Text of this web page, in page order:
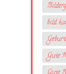
bild
Gute